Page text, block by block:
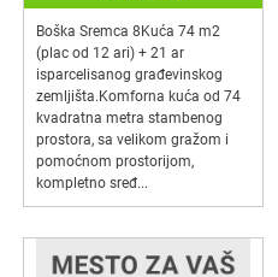
Boška Sremca 8Kuća 74 m2
(plac od 12 ari) + 21 ar
isparcelisanog građevinskog
zemljišta.Komforna kuća od 74
kvadratna metra stambenog
prostora, sa velikom gražom i
pomoćnom prostorijom,
kompletno sređ...